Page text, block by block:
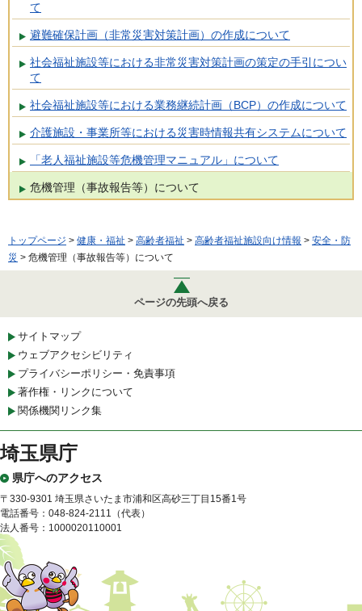
て
避難確保計画（非常災害対策計画）の作成について
社会福祉施設等における非常災害対策計画の策定の手引につい
て
社会福祉施設等における業務継続計画（BCP）の作成について
介護施設・事業所等における災害時情報共有システムについて
「老人福祉施設等危機管理マニュアル」について
危機管理（事故報告等）について
トップページ > 健康・福祉 > 高齢者福祉 > 高齢者福祉施設向け情報 > 安全・防
災 > 危機管理（事故報告等）について
ページの先頭へ戻る
サイトマップ
ウェブアクセシビリティ
プライバシーポリシー・免責事項
著作権・リンクについて
関係機関リンク集
埼玉県庁
県庁へのアクセス
〒330-9301 埼玉県さいたま市浦和区高砂三丁目15番1号
電話番号：048-824-2111（代表）
法人番号：1000020110001